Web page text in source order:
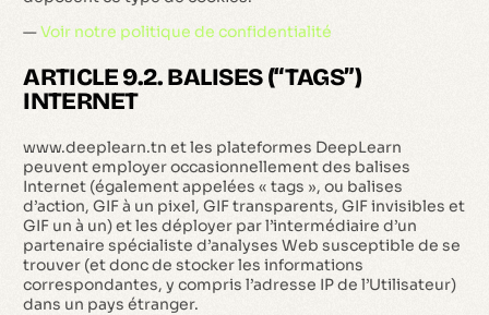
—Voir notre politique de confidentialité
ARTICLE 9.2. BALISES (“TAGS”)
INTERNET
www.deeplearn.tn et les plateformes DeepLearn
peuvent employer occasionnellement des balises
Internet (également appelées « tags », ou balises
d’action, GIF à un pixel, GIF transparents, GIF invisibles et
GIF un à un) et les déployer par l’intermédiaire d’un
partenaire spécialiste d’analyses Web susceptible de se
trouver (et donc de stocker les informations
correspondantes, y compris l’adresse IP de l’Utilisateur)
dans un pays étranger.